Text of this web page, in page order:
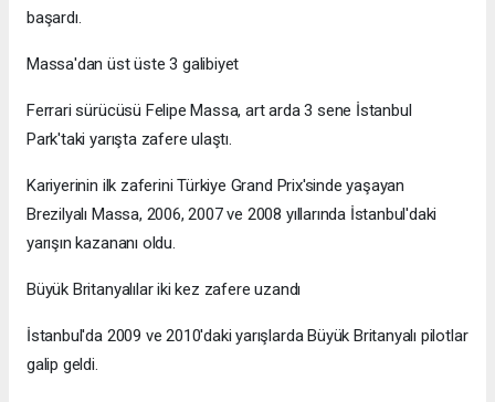
başardı.
Massa'dan üst üste 3 galibiyet
Ferrari sürücüsü Felipe Massa, art arda 3 sene İstanbul
Park'taki yarışta zafere ulaştı.
Kariyerinin ilk zaferini Türkiye Grand Prix'sinde yaşayan
Brezilyalı Massa, 2006, 2007 ve 2008 yıllarında İstanbul'daki
yarışın kazananı oldu.
Büyük Britanyalılar iki kez zafere uzandı
İstanbul'da 2009 ve 2010'daki yarışlarda Büyük Britanyalı pilotlar
galip geldi.